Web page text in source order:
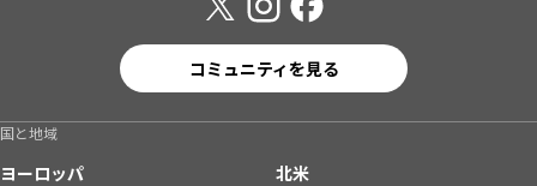
コミュニティを見る
国と地域
ヨーロッパ
北米